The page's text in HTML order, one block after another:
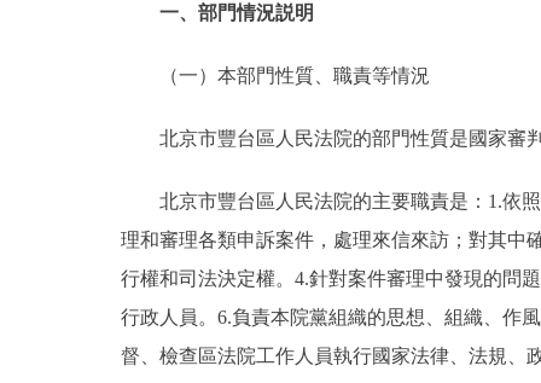
一、部門情況説明
（一）本部門性質、職責等情況
北京市豐台區人民法院的部門性質是國家審
北京市豐台區人民法院的主要職責是：1.依照
理和審理各類申訴案件，處理來信來訪；對其中
行權和司法決定權。4.針對案件審理中發現的問
行政人員。6.負責本院黨組織的思想、組織、作
督、檢查區法院工作人員執行國家法律、法規、